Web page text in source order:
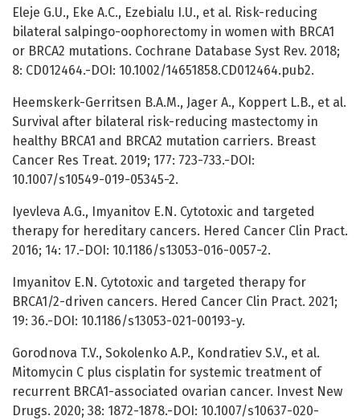
Eleje G.U., Eke A.C., Ezebialu I.U., et al. Risk-reducing
bilateral salpingo-oophorectomy in women with BRCA1
or BRCA2 mutations. Cochrane Database Syst Rev. 2018;
8: CD012464.-DOI: 10.1002/14651858.CD012464.pub2.
Heemskerk-Gerritsen B.A.M., Jager A., Koppert L.B., et al.
Survival after bilateral risk-reducing mastectomy in
healthy BRCA1 and BRCA2 mutation carriers. Breast
Cancer Res Treat. 2019; 177: 723-733.-DOI:
10.1007/s10549-019-05345-2.
Iyevleva A.G., Imyanitov E.N. Cytotoxic and targeted
therapy for hereditary cancers. Hered Cancer Clin Pract.
2016; 14: 17.-DOI: 10.1186/s13053-016-0057-2.
Imyanitov E.N. Cytotoxic and targeted therapy for
BRCA1/2-driven cancers. Hered Cancer Clin Pract. 2021;
19: 36.-DOI: 10.1186/s13053-021-00193-y.
Gorodnova T.V., Sokolenko A.P., Kondratiev S.V., et al.
Mitomycin C plus cisplatin for systemic treatment of
recurrent BRCA1-associated ovarian cancer. Invest New
Drugs. 2020; 38: 1872-1878.-DOI: 10.1007/s10637-020-